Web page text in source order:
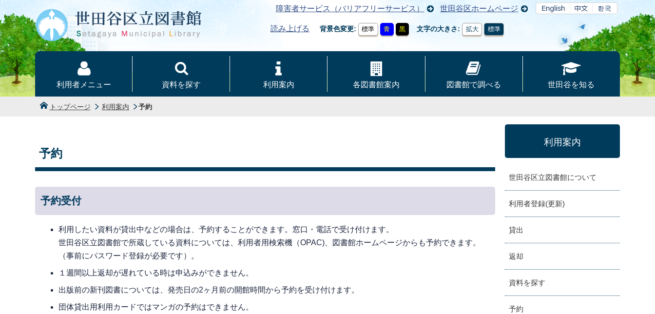
本文へ
障害者サービス（バリアフリーサービス） 世田谷区ホームページ
読み上げる 背景色変更 標準 青 黒 文字の大きさ 拡大 標準
利用者メニュー 資料を探す 利用案内 各図書館案内 図書館で調べる 世田谷を知る
トップページ 利用案内 予約
予約
予約受付
利用したい資料が貸出中などの場合は、予約することができます。窓口・電話で受け付けます。
世田谷区立図書館で所蔵している資料については、利用者用検索機（OPAC)、図書館ホームページからも予約できます。
（事前にパスワード登録が必要です）。
１週間以上返却が遅れている時は申込みができません。
出版前の新刊図書については、発売日の2ヶ月前の開館時間から予約を受け付けます。
団体貸出用利用カードではマンガの予約はできません。
利用案内
世田谷区立図書館について
利用者登録(更新)
貸出
返却
資料を探す
予約